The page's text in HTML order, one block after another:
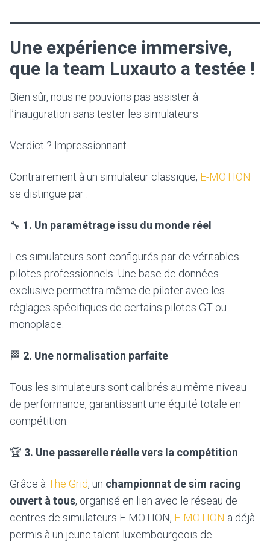
Une expérience immersive,
que la team Luxauto a testée !
Bien sûr, nous ne pouvions pas assister à
l’inauguration sans tester les simulateurs.
Verdict ? Impressionnant.
Contrairement à un simulateur classique, E-MOTION
se distingue par :
🔧 1. Un paramétrage issu du monde réel
Les simulateurs sont configurés par de véritables
pilotes professionnels. Une base de données
exclusive permettra même de piloter avec les
réglages spécifiques de certains pilotes GT ou
monoplace.
🏁 2. Une normalisation parfaite
Tous les simulateurs sont calibrés au même niveau
de performance, garantissant une équité totale en
compétition.
🏆 3. Une passerelle réelle vers la compétition
Grâce à The Grid, un championnat de sim racing
ouvert à tous, organisé en lien avec le réseau de
centres de simulateurs E-MOTION, E-MOTION a déjà
permis à un jeune talent luxembourgeois de